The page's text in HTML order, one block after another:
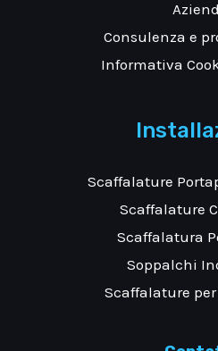
Consulenza e
Informativa
Scaffalature
Scaffalature
Scaffalatura
Soppalchi
Scaffalature